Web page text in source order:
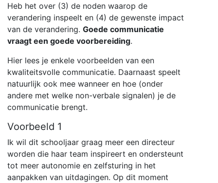
Heb het over (3) de noden waarop de
verandering inspeelt en (4) de gewenste impact
van de verandering. Goede communicatie
vraagt een goede voorbereiding.
Hier lees je enkele voorbeelden van een
kwaliteitsvolle communicatie. Daarnaast speelt
natuurlijk ook mee wanneer en hoe (onder
andere met welke non-verbale signalen) je de
communicatie brengt.
Voorbeeld 1
Ik wil dit schooljaar graag meer een directeur
worden die haar team inspireert en ondersteunt
tot meer autonomie en zelfsturing in het
aanpakken van uitdagingen. Op dit moment